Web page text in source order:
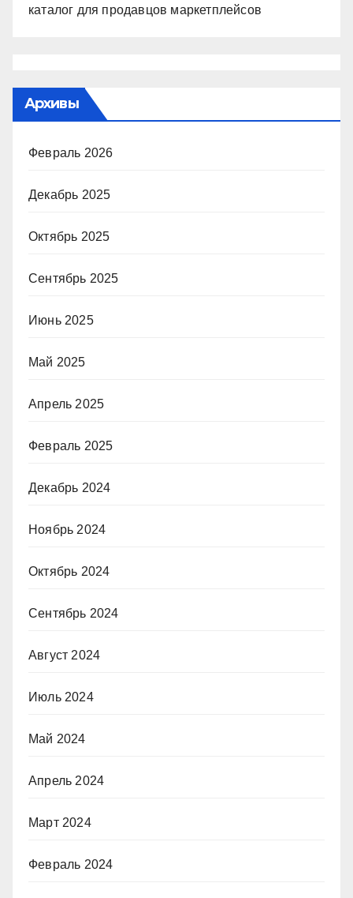
каталог для продавцов маркетплейсов
Архивы
Февраль 2026
Декабрь 2025
Октябрь 2025
Сентябрь 2025
Июнь 2025
Май 2025
Апрель 2025
Февраль 2025
Декабрь 2024
Ноябрь 2024
Октябрь 2024
Сентябрь 2024
Август 2024
Июль 2024
Май 2024
Апрель 2024
Март 2024
Февраль 2024